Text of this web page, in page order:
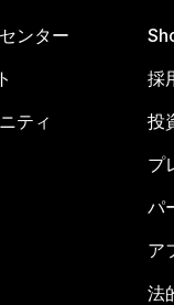
ンター
ティ
採
投
プ
パ
ア
法